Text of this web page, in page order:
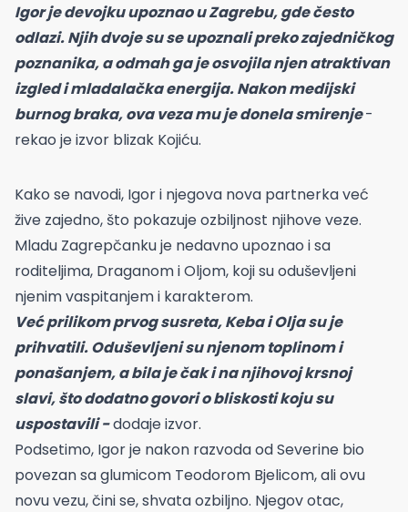
Igor je devojku upoznao u Zagrebu, gde često
odlazi. Njih dvoje su se upoznali preko zajedničkog
poznanika, a odmah ga je osvojila njen atraktivan
izgled i mladalačka energija. Nakon medijski
burnog braka, ova veza mu je donela smirenje-
rekao je izvor blizak Kojiću.
Kako se navodi, Igor i njegova nova partnerka već
žive zajedno, što pokazuje ozbiljnost njihove veze.
Mladu Zagrepčanku je nedavno upoznao i sa
roditeljima, Draganom i Oljom, koji su oduševljeni
njenim vaspitanjem i karakterom.
Već prilikom prvog susreta, Keba i Olja su je
prihvatili. Oduševljeni su njenom toplinom i
ponašanjem, a bila je čak i na njihovoj krsnoj
slavi, što dodatno govori o bliskosti koju su
uspostavili -dodaje izvor.
Podsetimo, Igor je nakon razvoda od Severine bio
povezan sa glumicom Teodorom Bjelicom, ali ovu
novu vezu, čini se, shvata ozbiljno. Njegov otac,